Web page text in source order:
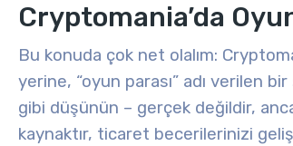
Cryptomania’da
Bu konuda çok net olalım:
yerine, “oyun parası” adı verilen
gibi düşünün – gerçek değildir,
kaynaktır, ticaret becerilerinizi